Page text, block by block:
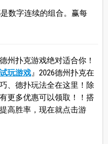
数字连续的组合。赢每
州扑克游戏绝对适合你！
玩游戏』2026德州扑克在
、德扑玩法全在这里！除
更多优惠可以领取！！搭
高胜率，现在就点击游